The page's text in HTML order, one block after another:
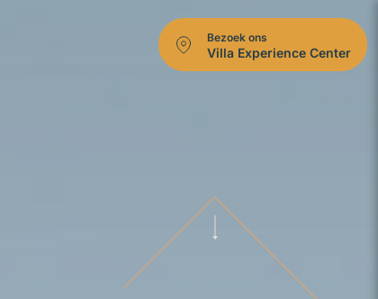
Bezoek ons
Villa Experience Center